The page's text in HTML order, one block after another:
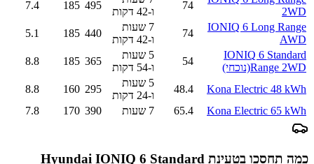
2WD
74
ו-42 דקות
495
185
7.4
IONIQ 6 Long Range
AWD
74
7 שעות
ו-42 דקות
440
185
5.1
IONIQ 6 Standard
Range 2WD(נוכחי)
54
5 שעות
ו-54 דקות
365
185
8.8
Kona Electric 48 kWh
48.4
5 שעות
ו-24 דקות
295
160
8.8
Kona Electric 65 kWh
65.4 7 שעות 390
170
7.8
כמה תחסכו בטעינת Hyundai IONIQ 6 Standard